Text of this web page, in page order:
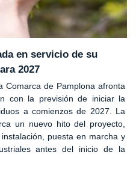
en servicio de su
2027
Comarca de Pamplona afronta
con la previsión de iniciar la
a comienzos de 2027. La
un nuevo hito del proyecto,
puesta en marcha y
antes del inicio de la